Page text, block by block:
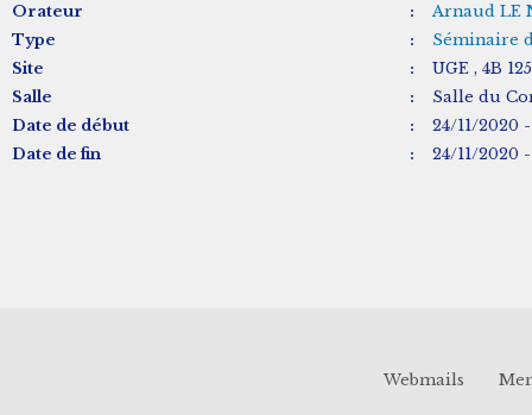
Orateur :
Arnaud LE
Type
:
Séminaire
Site
:
UGE , 4B 125
Salle
:
Salle du
Date de début
:
24/11/2020
Date de fin
: 24/11/2020 -
Webmails